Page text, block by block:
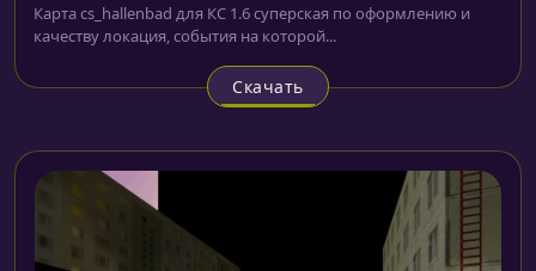
Карта cs_hallenbad для КС 1.6 суперская по оформлению и
качеству локация, события на которой...
Скачать